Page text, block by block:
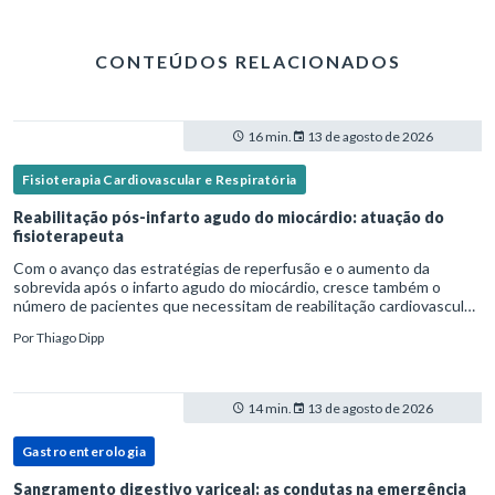
CONTEÚDOS RELACIONADOS
16 min. 13 de agosto de 2026
Fisioterapia Cardiovascular e Respiratória
Reabilitação pós-infarto agudo do miocárdio: atuação do
fisioterapeuta
Com o avanço das estratégias de reperfusão e o aumento da
sobrevida após o infarto agudo do miocárdio, cresce também o
número de pacientes que necessitam de reabilitação cardiovascular
PorThiago Dipp
14 min. 13 de agosto de 2026
Gastroenterologia
Sangramento digestivo variceal: as condutas na emergência